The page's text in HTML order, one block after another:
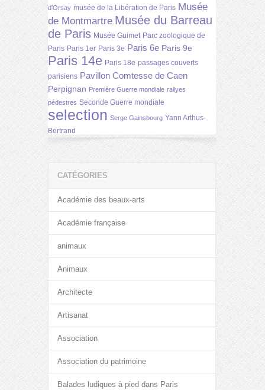
d'Orsay musée de la Libération de Paris Musée
de Montmartre Musée du Barreau
de Paris Musée Guimet Parc zoologique de
Paris Paris 1er Paris 3e Paris 6e Paris 9e
Paris 14e Paris 18e passages couverts
parisiens Pavillon Comtesse de Caen
Perpignan Première Guerre mondiale rallyes
pédestres Seconde Guerre mondiale
selection Serge Gainsbourg Yann Arthus-
Bertrand
CATÉGORIES
Académie des beaux-arts
Académie française
animaux
Animaux
Architecte
Artisanat
Association
Association du patrimoine
Balades ludiques à pied dans Paris